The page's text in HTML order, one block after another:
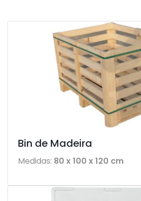
Bin de Madeira
Medidas: 80 x 100 x 120 cm